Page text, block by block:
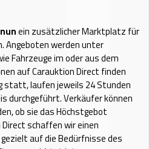
ein zusätzlicher Marktplatz für
Angeboten werden unter
Fahrzeuge im oder aus dem
auf Carauktion Direct finden
statt, laufen jeweils 24 Stunden
durchgeführt. Verkäufer können
ob sie das Höchstgebot
schaffen wir einen
auf die Bedürfnisse des